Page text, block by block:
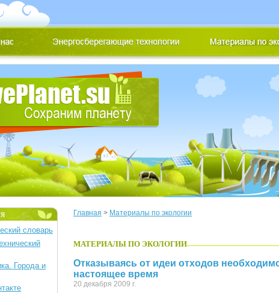
Главная > Материалы по экологии
МАТЕРИАЛЫ ПО ЭКОЛОГИИ
Отказываясь от идеи отходов
настоящее время
20 декабря 2009 г.
словарь
Города и